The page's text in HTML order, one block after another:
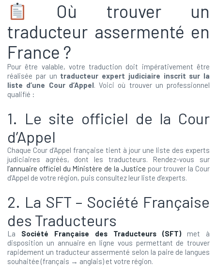
Où trouver un
traducteur assermenté en
France ?
Pour être valable, votre traduction doit impérativement être
réalisée par un traducteur expert judiciaire inscrit sur la
liste d’une Cour d’Appel. Voici où trouver un professionnel
qualifié :
1. Le site officiel de la Cour
d’Appel
Chaque Cour d’Appel française tient à jour une liste des experts
judiciaires agréés, dont les traducteurs. Rendez-vous sur
l’annuaire officiel du Ministère de la Justice pour trouver la Cour
d’Appel de votre région, puis consultez leur liste d’experts.
2. La SFT – Société Française
des Traducteurs
La Société Française des Traducteurs (SFT)met à
disposition un annuaire en ligne vous permettant de trouver
rapidement un traducteur assermenté selon la paire de langues
souhaitée (français → anglais) et votre région.